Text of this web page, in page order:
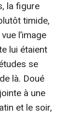
la figure
timide,
l’image
lui étaient
se
là. Doué
à une
et le soir,